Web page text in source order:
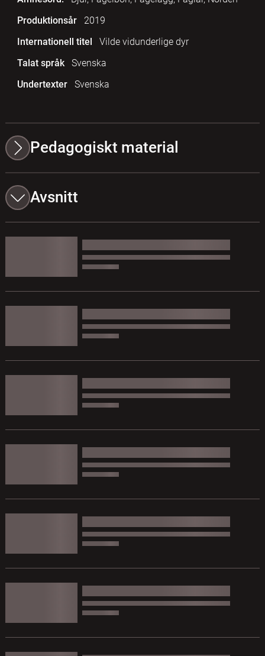
Produktionsår
2019
Internationell titel
Vilde vidunderlige dyr
Talat språk
Svenska
Undertexter
Svenska
Pedagogiskt material
Avsnitt